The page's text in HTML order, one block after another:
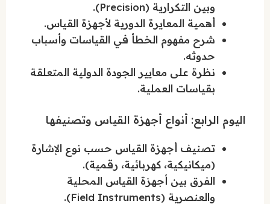
وبين التكرارية (Precision).
أهمية المعايرة الدورية لأجهزة القياس.
شرح مفهوم الخطأ في القياسات وأسباب
حدوثه.
نظرة على معايير الجودة الدولية المتعلقة
بقياسات العملية.
اليوم الرابع: أنواع أجهزة القياس وتصنيفها
تصنيف أجهزة القياس حسب نوع الإشارة
(ميكانيكية، كهربائية، رقمية).
الفرق بين أجهزة القياس المحلية
والعنصرية (Field Instruments).